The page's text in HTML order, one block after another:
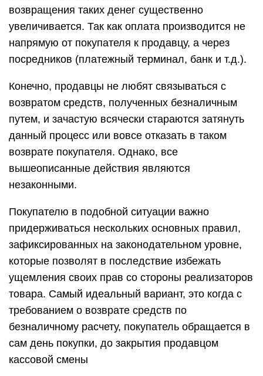
возвращения таких денег существенно
увеличивается. Так как оплата производится не
напрямую от покупателя к продавцу, а через
посредников (платежный терминал, банк и т.д.).
Конечно, продавцы не любят связываться с
возвратом средств, полученных безналичным
путем, и зачастую всячески стараются затянуть
данный процесс или вовсе отказать в таком
возврате покупателя. Однако, все
вышеописанные действия являются
незаконными.
Покупателю в подобной ситуации важно
придерживаться нескольких основных правил,
зафиксированных на законодательном уровне,
которые позволят в последствие избежать
ущемления своих прав со стороны реализаторов
товара. Самый идеальный вариант, это когда с
требованием о возврате средств по
безналичному расчету, покупатель обращается в
сам день покупки, до закрытия продавцом
кассовой смены